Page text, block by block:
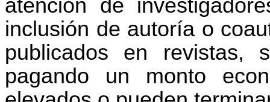
atención de
inclusión de autoría o
publicados en revistas,
pagando un monto